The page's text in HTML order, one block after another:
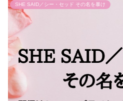
SHE SAID／シー・セッド その名を暴け